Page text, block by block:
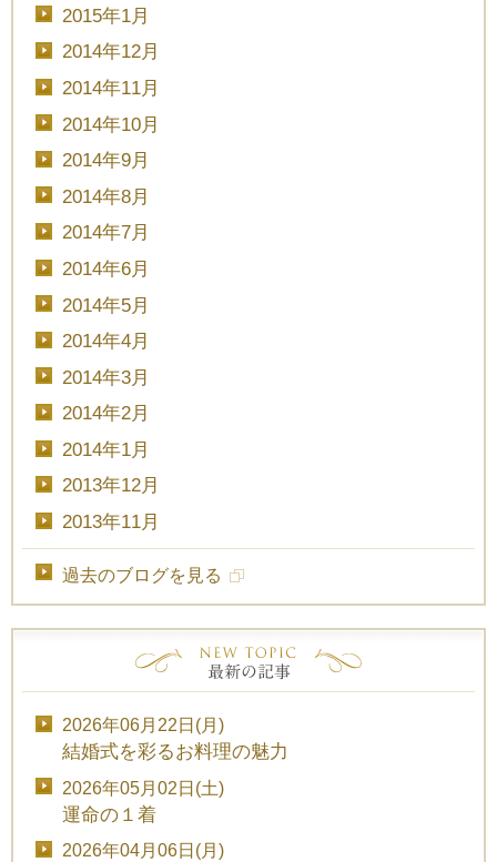
2015年1月
2014年12月
2014年11月
2014年10月
2014年9月
2014年8月
2014年7月
2014年6月
2014年5月
2014年4月
2014年3月
2014年2月
2014年1月
2013年12月
2013年11月
過去のブログを見る
2026年06月22日(月)
結婚式を彩るお料理の魅力
2026年05月02日(土)
運命の１着
2026年04月06日(月)